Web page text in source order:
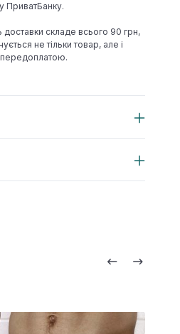
ПриватБанку.
доставки складе всього 90 грн,
не тільки товар, але і